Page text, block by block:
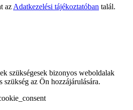
az Adatkezelési tájékoztatóban talál.
szükségesek bizonyos weboldalak
szükség az Ön hozzájárulására.